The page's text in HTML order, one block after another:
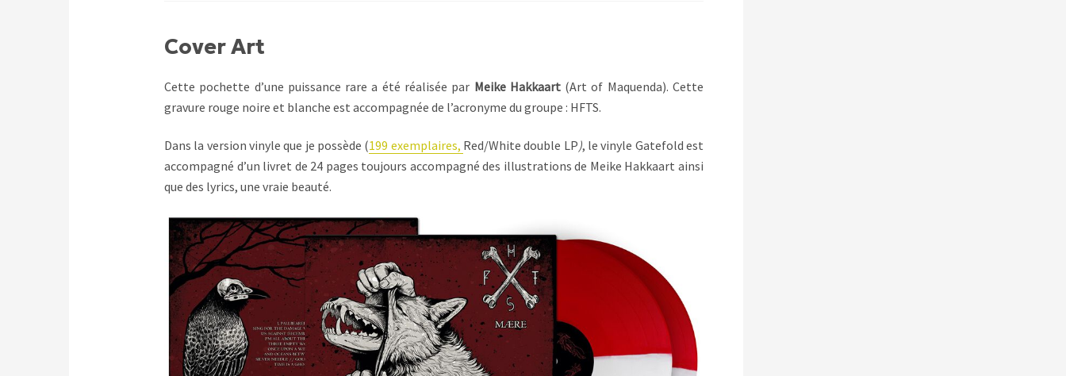
Cover Art
Cette pochette d’une puissance rare a été réalisée par Meike Hakkaart(Art of Maquenda). Cette
gravure rouge noire et blanche est accompagnée de l’acronyme du groupe : HFTS.
Dans la version vinyle que je possède (199 exemplaires, Red/White double LP), le vinyle Gatefold est
accompagné d’un livret de 24 pages toujours accompagné des illustrations de Meike Hakkaart ainsi
que des lyrics, une vraie beauté.